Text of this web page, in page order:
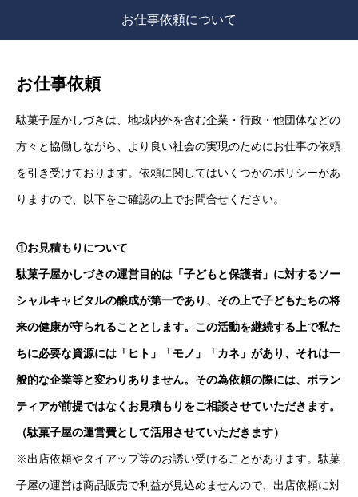
お仕事依頼について
お仕事依頼
駄菓子屋かしづきは、地域内外を含む企業・行政・他団体などの
方々と協働しながら、より良い社会の実現のためにお仕事の依頼
を引き受けております。依頼に関してはいくつかのポリシーがあ
りますので、以下をご確認の上でお問合せください。
①お見積もりについて
駄菓子屋かしづきの運営目的は「子どもと保護者」に対するソー
シャルキャピタルの醸成が第一であり、その上で子どもたちの将
来の健康が守られることとします。この活動を継続する上で私た
ちに必要な資源には「ヒト」「モノ」「カネ」があり、それは一
般的な企業等と変わりありません。その為依頼の際には、ボラン
ティアが前提ではなくお見積もりをご相談させていただきます。
（駄菓子屋の運営費として活用させていただきます）
※出店依頼やタイアップ等のお誘い受けることがあります。駄菓
子屋の運営は商品販売で利益が見込めませんので、出店依頼に対